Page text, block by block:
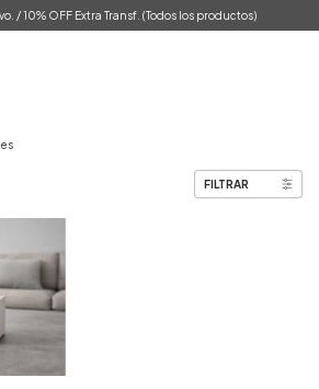
/ 10% OFF Extra Transf. (Todos los productos)
FILTRAR